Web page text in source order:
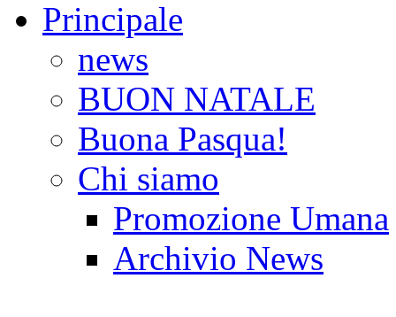
Principale
news
BUON NATALE
Buona Pasqua!
Chi siamo
Promozione Umana
Archivio News